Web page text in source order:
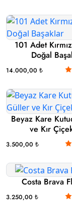
101 Adet
Doğal
14.000,00 ₺
Beyaz Kare
ve Kır
3.500,00 ₺
Costa Brava
3.250,00 ₺